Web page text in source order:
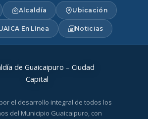
Alcaldía Ubicación
En Línea Noticias
el desarrollo integral de todos los
del Municipio Guaicaipuro, con